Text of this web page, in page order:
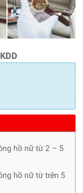
hồ nữ từ 2 – 5
hồ nữ từ trên 5